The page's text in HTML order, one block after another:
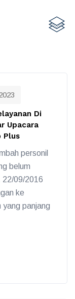
Di
Upacara
Plus
personil
belum
22/09/2016
ke
yang panjang